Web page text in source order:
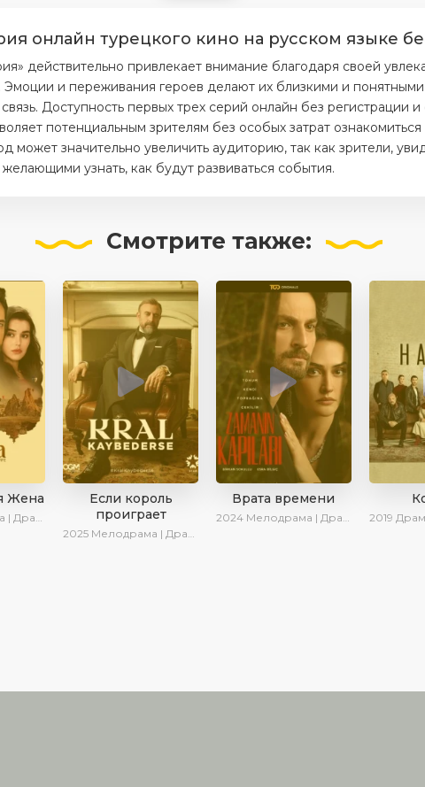
онлайн турецкого кино на русском языке
действительно привлекает внимание благодаря своей
и переживания героев делают их близкими и понятными
Доступность первых трех серий онлайн без регистрации
потенциальным зрителям без особых затрат
может значительно увеличить аудиторию, так как зрители,
узнать, как будут развиваться события.
Смотрите также:
Жена
Сериалы 2025
Если король
проиграет
2025 Мелодрама | Драма | SesDizi | Ирина Котова | AlisaDirilis | Turok1990 | Новинки | Сериалы 2025
Врата времени
2024 Мелодрама | Драма | Сериалы 2024 2019 Драма |